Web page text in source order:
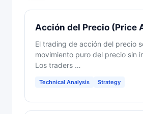
Acción del Precio (Price
El trading de acción del precio
movimiento puro del precio sin
Los traders …
Technical Analysis Strategy